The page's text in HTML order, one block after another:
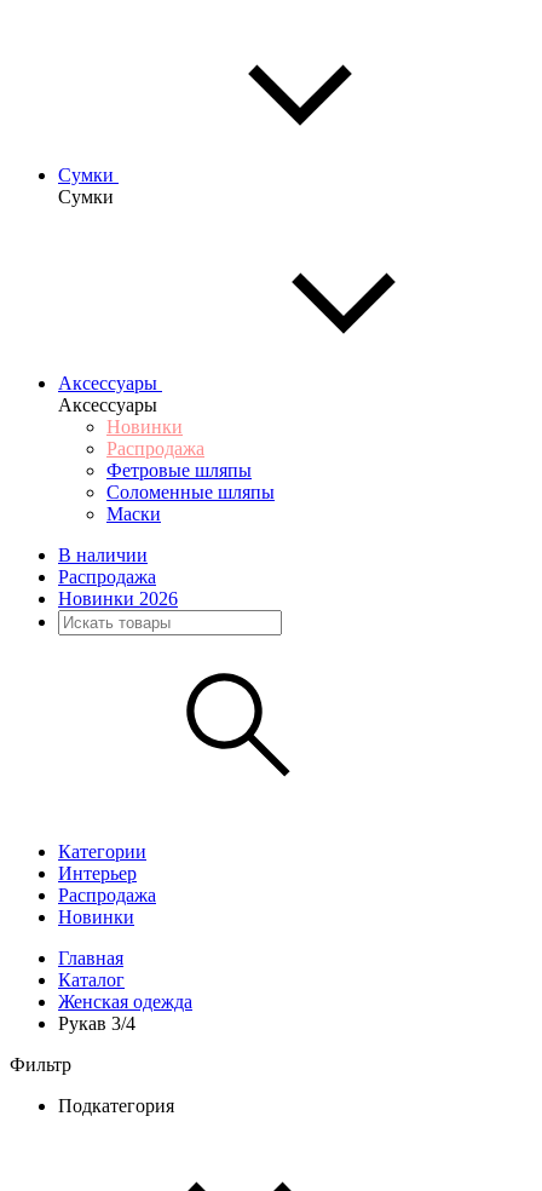
Сумки
Сумки
Аксессуары
Аксессуары
Новинки
Распродажа
Фетровые шляпы
Соломенные шляпы
Маски
В наличии
Распродажа
Новинки 2026
Категории
Интерьер
Распродажа
Новинки
Главная
Каталог
Женская одежда
Рукав 3/4
Фильтр
Подкатегория